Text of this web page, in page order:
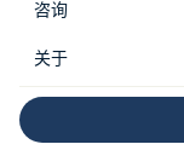
咨询
关于
工作五六年，你
“你有没有想过